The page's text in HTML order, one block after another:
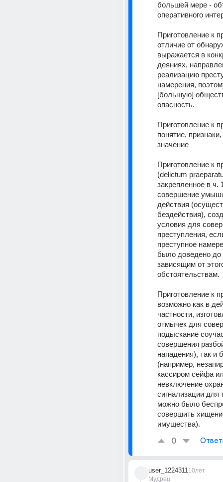
большей мере -
оперативного
Приготовление к
отличие от
выражается в
деяниях,
реализацию
намерения,
[большую]
опасность.
Приготовление к
понятие,
значение
Приготовление к
(delictum
закрепленное в ч.
совершение
действия
бездействия),
условия для
преступления,
преступное
было доведено до
зависящим от
обстоятельствам.
Приготовление к
возможно как в
частности,
отмычек для
подыскание
совершения
нападения), так и
(например,
кассиром сейфа
невключение
сигнализации для
можно было
совершить
имущества).
0
user_1224311
Мудрец
10лет